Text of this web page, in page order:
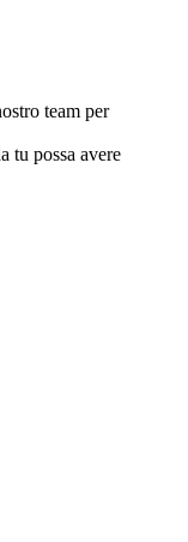
team per
tu possa avere